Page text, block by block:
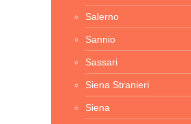
Salerno
Sannio
Sassari
Siena Stranieri
Siena